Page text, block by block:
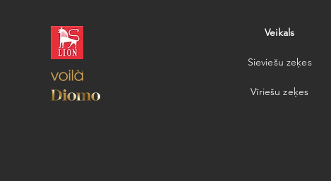
Veikals
Sieviešu zeķes
Vīriešu zeķes